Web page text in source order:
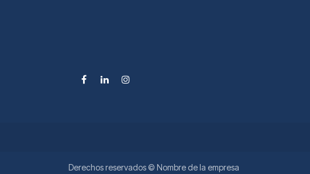
Derechos reservados © Nombre de la empresa